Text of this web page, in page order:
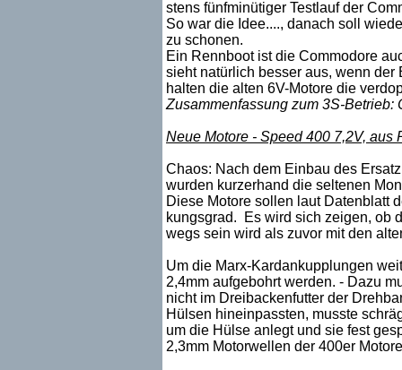
stens fünfminütiger Testlauf der
So war die Idee...., danach soll
zu schonen.
Ein Rennboot ist die Commodore
sieht natürlich besser aus, wenn
halten die alten 6V-Motore die
Zusammenfassung zum 3S-Betrieb:
Neue Motore - Speed 400 7,2V, aus
Chaos: Nach dem Einbau des
wurden kurzerhand die seltenen
Diese Motore sollen laut Datenblatt
kungsgrad. Es wird sich zeigen, ob
wegs sein wird als zuvor mit den
Um die Marx-Kardankupplungen
2,4mm aufgebohrt werden. - Dazu
nicht im Dreibackenfutter der
Hülsen hineinpassten, musste
um die Hülse anlegt und sie fest
2,3mm Motorwellen der 400er